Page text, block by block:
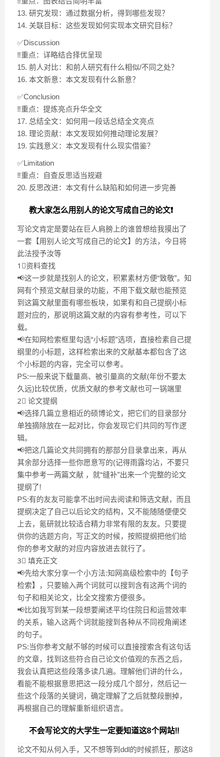
13. 研究发现：通过数据分析，得到哪些发现？
14. 关联目标：这些发现如何实现本文研究目标？
✅Discussion
‼️重点：详略结合择优呈现
15. 前人对比：和前人研究有什么相似/不同之处？
16. 本文新意：本文发现有什么新意？
✅Conclusion
‼️重点：提炼亮点升华全文
17. 总结全文：如何用一段话总结全文亮点
18. 理论贡献：本文发现如何推动理论发展？
19. 实践意义：本文发现有什么现实借鉴？
✅Limitation
‼️重点：自查反思适当规避
20. 反思改进：本文有什么缺陷和如何进一步完善
教大家怎么用别人的论文写成自己的论文❗
写论文肯定是要站在巨人肩膀上的谁曾想给我摸出了
一套【用别人论文写成自己的论文】的方法，今日将
此法授予汝等
1⃣资料查找
📢这一步就是找别人的论文，积累素材方便“致敬”。知
网有个预览文献目录的功能，不用下载文献也能预览
到这篇文献里面有哪些板块，如果有和自己提纲小标
题对应的，那说明这篇文献的内容有参考性，可以下
载。
📢在知网检索框里勾选“小标题”选项，直接检素自己提
纲里的小标题，这样检索出来的文献基本都包含了这
个小标题的内容，完全可以参考。
PS:一般来说下载量高、被引量高的文献(年份不要太
久远)比较优质，优质文献的参考文献也可一锅端里
2⃣ 论文提纲
📢选择几篇立意相近的硕博论文，把它们的目录部分
单独摘除放在一起对比，你会发现它们共同的写作逻
辑。
📢把这几篇论文共同拥有的那部分目录拿出来，再从
其余部分选择一些你愿意写的(记得雨露均沾，不要只
集中参考一两篇文献 ，就“缝补”出来一个完整的论文
提纲了!
PS:有的友友可能拿不出时间去阅读和筛选文献，而且
提纲决定了自己以后论文的结构，又不能随随便便交
上去，氪研就比较适合精力非常有限的友友。只要提
供你的选题方向，写正文的时候，按照提纲把他们给
你的参考文献的对应内容放进去就行了。
3⃣ 填充正文
📢先给大家分享一个小方法:知网高级检索中的【句子
检索】，只要输入两个词就可以搜到含有这两个词的
句子和相关论文，比全文搜索方便很多。
📢比如我写到某一段想要阐述平均住院日和运营效率
的关系，输入这两个词就能搜到各种从不同视角阐述
的句子。
PS:当你参考文献不够的时候可以直接搜索含有这句话
的文章，找到这些符合自己论文价值观的东西之后，
我会认真把这些段落多读几遍。理解他们讲的什么，
看能不能根据意思把这一段分成几个部分，然后记一
些这个段落的关键词，确定理解了之后就整段删掉，
再根据自己的理解重新组织语言。
不会写论文的大学生一定要知道这8个网站‼️
论文不知从何入手，又不想等到ddl的时候抓狂，那这8